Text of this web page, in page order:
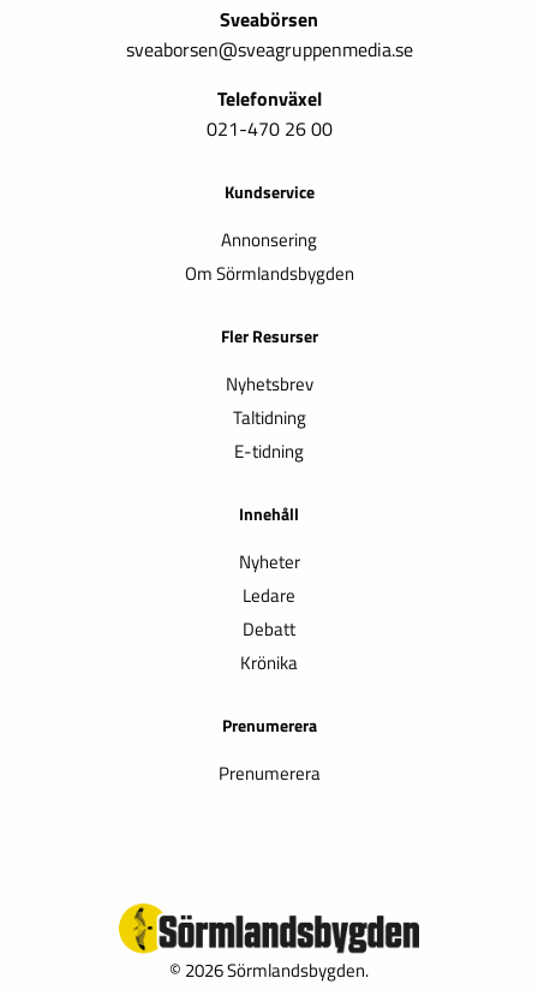
Sveabörsen
sveaborsen@sveagruppenmedia.se
Telefonväxel
021-470 26 00
Kundservice
Annonsering
Om Sörmlandsbygden
Fler Resurser
Nyhetsbrev
Taltidning
E-tidning
Innehåll
Nyheter
Ledare
Debatt
Krönika
Prenumerera
Prenumerera
© 2026 Sörmlandsbygden.